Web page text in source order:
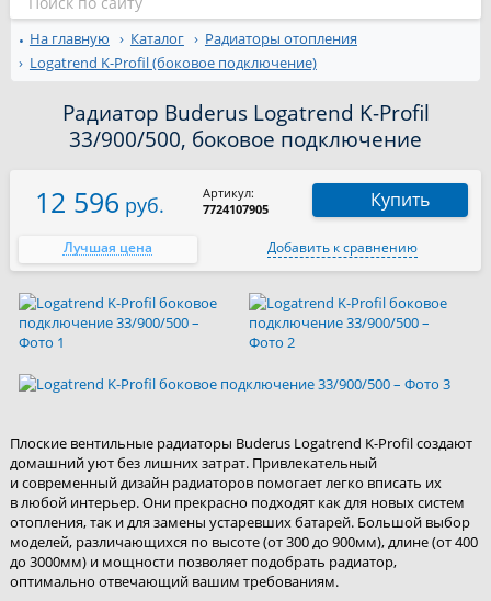
На главную Каталог
Радиаторы отопления
Logatrend K-Profil (боковое подключение)
Радиатор Buderus Logatrend K-Profil
33/900/500, боковое подключение
12 596 руб.
Артикул:
7724107905
Купить
Лучшая цена Добавить к сравнению
Плоские вентильные радиаторы Buderus Logatrend K-Profil создают
домашний уют без лишних затрат. Привлекательный
и современный дизайн радиаторов помогает легко вписать их
в любой интерьер. Они прекрасно подходят как для новых систем
отопления, так и для замены устаревших батарей. Большой выбор
моделей, различающихся по высоте (от 300 до 900мм), длине (от 400
до 3000мм) и мощности позволяет подобрать радиатор,
оптимально отвечающий вашим требованиям.